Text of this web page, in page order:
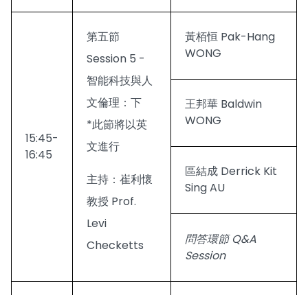
15:45-
16:45
第五節
Session 5 -
智能科技與人
文倫理：下
*此節將以英
文進行
主持：崔利懷
教授 Prof.
Levi
Checketts
黃栢恒 Pak-Hang
WONG
王邦華 Baldwin
WONG
區結成 Derrick Kit
Sing AU
問答環節 Q&A
Session